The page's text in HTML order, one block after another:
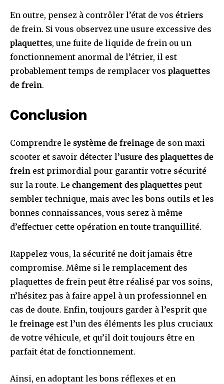
En outre, pensez à contrôler l’état de vos étriers
de frein. Si vous observez une usure excessive des
plaquettes, une fuite de liquide de frein ou un
fonctionnement anormal de l’étrier, il est
probablement temps de remplacer vos plaquettes
de frein.
Conclusion
Comprendre le système de freinage de son maxi
scooter et savoir détecter l’usure des plaquettes de
frein est primordial pour garantir votre sécurité
sur la route. Le changement des plaquettes peut
sembler technique, mais avec les bons outils et les
bonnes connaissances, vous serez à même
d’effectuer cette opération en toute tranquillité.
Rappelez-vous, la sécurité ne doit jamais être
compromise. Même si le remplacement des
plaquettes de frein peut être réalisé par vos soins,
n’hésitez pas à faire appel à un professionnel en
cas de doute. Enfin, toujours garder à l’esprit que
le freinage est l’un des éléments les plus cruciaux
de votre véhicule, et qu’il doit toujours être en
parfait état de fonctionnement.
Ainsi, en adoptant les bons réflexes et en